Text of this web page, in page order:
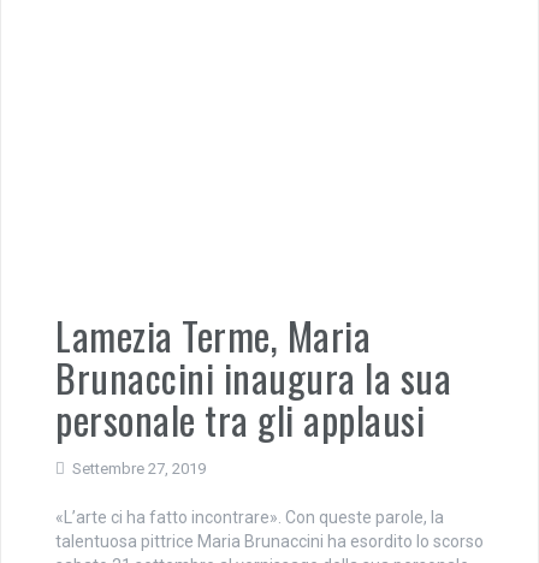
Lamezia Terme, Maria
Brunaccini inaugura la sua
personale tra gli applausi
Settembre 27, 2019
«L’arte ci ha fatto incontrare». Con queste parole, la
talentuosa pittrice Maria Brunaccini ha esordito lo scorso